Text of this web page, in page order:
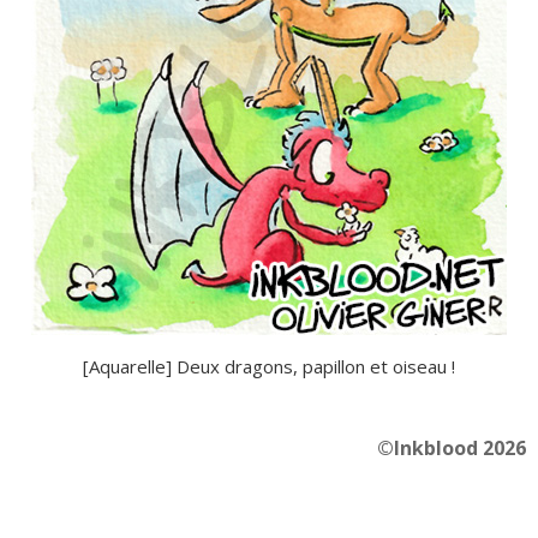
[Aquarelle] Deux dragons, papillon et oiseau !
©Inkblood 2026